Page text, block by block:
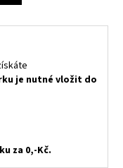
je nutné vložit do
za 0,-Kč.